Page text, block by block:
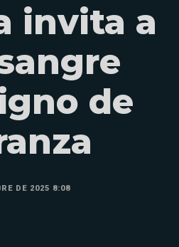
invita a
de
DE 2025 8:08